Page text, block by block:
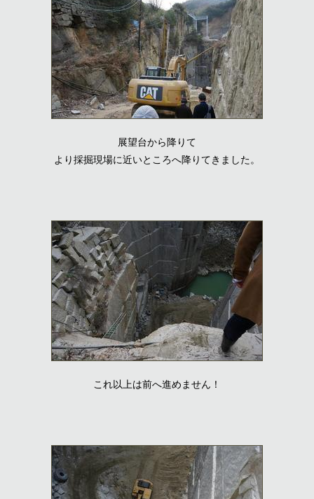
展望台から降りて
より採掘現場に近いところへ降りてきました。
これ以上は前へ進めません！